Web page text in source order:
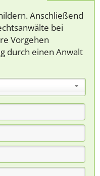
Anschließend
bei
Vorgehen
durch einen Anwalt